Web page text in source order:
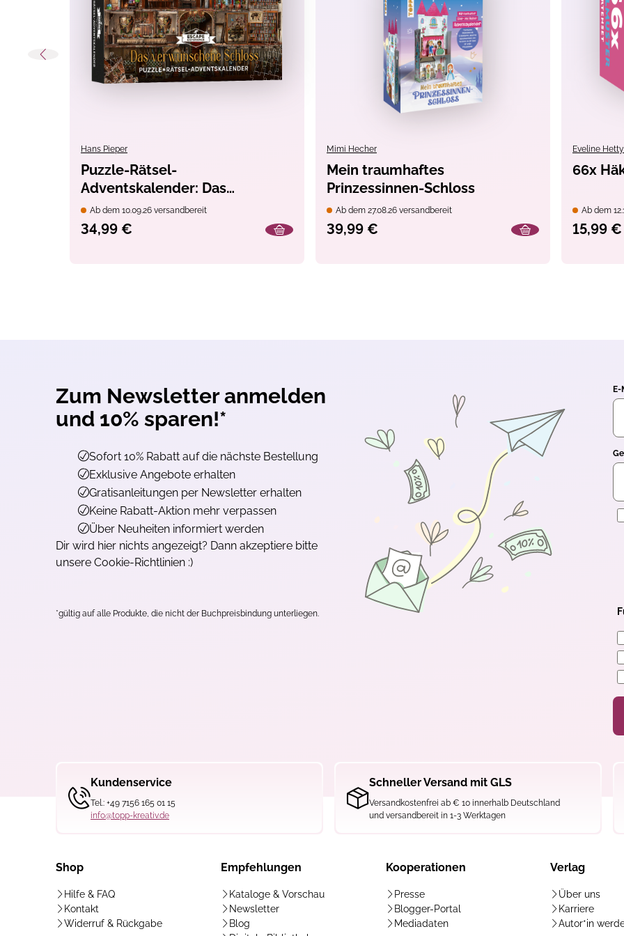
Techniken: Basteln, Kleben, Schneiden
Themen: Adventskalender, Kinder, Kinderzimmer
Warnhinweise: CE-Zeichen
Hans Pieper
Puzzle-Rätsel-
Adventskalender: Das
verwunschene Schloss – 24
Puzzles mit insgesamt 960
Ab dem 10.09.26 versandbereit
34,99 €
Mimi Hecher
Mein traumhaftes
Prinzessinnen-Schloss
Ab dem 27.08.26 versandbereit
39,99 €
Eveline
66x
Ab dem
15,99 €
Zum Newsletter anmelden
und 10% sparen!*
Sofort 10% Rabatt auf die nächste Bestellung
Exklusive Angebote erhalten
Gratisanleitungen per Newsletter erhalten
Keine Rabatt-Aktion mehr verpassen
Über Neuheiten informiert werden
Dir wird hier nichts angezeigt? Dann akzeptiere bitte
unsere Cookie-Richtlinien :)
*gültig auf alle Produkte, die nicht der Buchpreisbindung unterliegen.
Kundenservice
Tel.: +49 7156 165 01 15
info@topp-kreativ.de
Schneller Versand mit GLS
Versandkostenfrei ab € 10 innerhalb Deutschland
und versandbereit in 1-3 Werktagen
Shop
Hilfe & FAQ
Kontakt
Widerruf & Rückgabe
Empfehlungen
Kataloge & Vorschau
Newsletter
Blog
Kooperationen
Presse
Blogger-Portal
Mediadaten
Verlag
Über uns
Karriere
Autor*in